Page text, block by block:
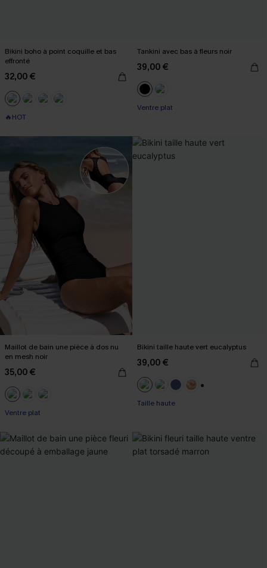
Bikini boho à point coquille et bas
effronté
32,00 €
🔥HOT
Tankini avec bas à fleurs noir
39,00 €
Ventre plat
Maillot de bain une pièce à dos nu
en mesh noir
35,00 €
Ventre plat
Bikini taille haute vert eucalyptus
39,00 €
Taille haute